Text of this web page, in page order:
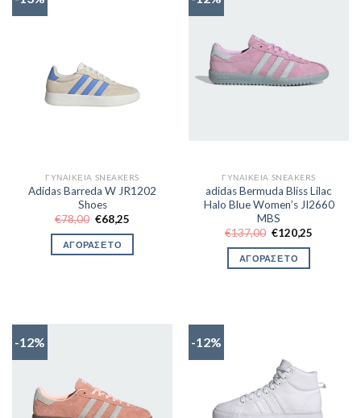
ΓΥΝΑΙΚΕΊΑ SNEAKERS
Adidas Barreda W JR1202
Shoes
€78,00 Original
price
was:
€78,00.
€68,25
τιμή
ΑΓΟΡΑΣΕ ΤΟ
ΓΥΝΑΙΚΕΊΑ SNEAKERS
adidas Bermuda Bliss Lilac
Halo Blue Women’s JI2660
MBS
€137,00 Original
was:
€137,00.
€120,25
ΑΓΟΡΑΣΕ ΤΟ
-12% -12%